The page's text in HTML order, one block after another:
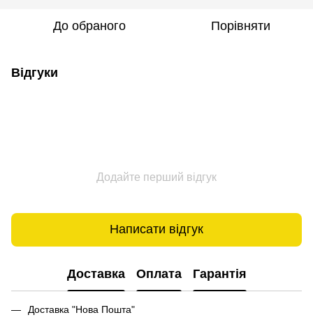
До обраного Порівняти
Відгуки
Додайте перший відгук
Написати відгук
Доставка Оплата Гарантія
Доставка "Нова Пошта"